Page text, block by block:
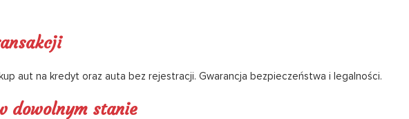
aut na kredyt oraz auta bez rejestracji. Gwarancja bezpieczeństwa i legalności.
dowolnym stanie